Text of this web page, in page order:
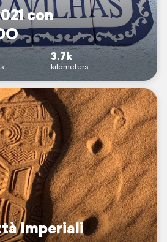
con
3.7k
kilometers
Imperiali